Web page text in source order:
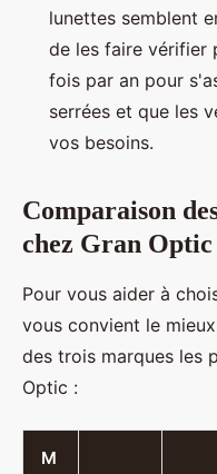
lunettes semblent
de les faire vérifier
fois par an pour
serrées et que les
vos besoins.
Comparaison
chez Gran Optic
Pour vous aider à
vous convient le
des trois marques les
Optic :
M